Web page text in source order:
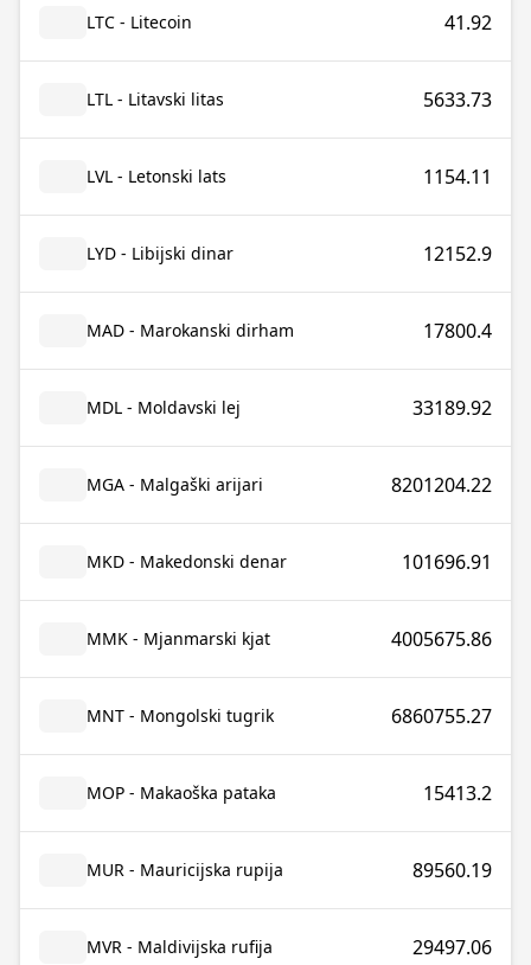
LTC - Litecoin 41.92
LTL - Litavski litas 5633.73
LVL - Letonski lats 1154.11
LYD - Libijski dinar 12152.9
MAD - Marokanski dirham 17800.4
MDL - Moldavski lej 33189.92
MGA - Malgaški arijari 8201204.22
MKD - Makedonski denar 101696.91
MMK - Mjanmarski kjat 4005675.86
MNT - Mongolski tugrik 6860755.27
MOP - Makaoška pataka 15413.2
MUR - Mauricijska rupija 89560.19
MVR - Maldivijska rufija 29497.06